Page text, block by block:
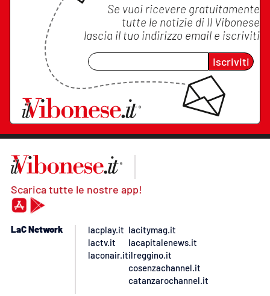
Se vuoi ricevere gratuitamente
tutte le notizie di Il Vibonese
lascia il tuo indirizzo email e iscriviti
Iscriviti
Scarica tutte le nostre app!
LaC Network
lacplay.it
lactv.it
laconair.it
lacitymag.it
lacapitalenews.it
ilreggino.it
cosenzachannel.it
catanzarochannel.it